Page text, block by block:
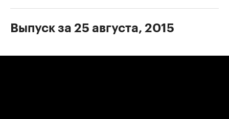
Выпуск за 25 августа, 2015